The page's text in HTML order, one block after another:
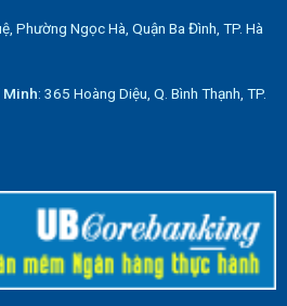
Phường Ngọc Hà, Quận Ba Đình, TP. Hà
Minh: 365 Hoàng Diệu, Q. Bình Thạnh, TP.